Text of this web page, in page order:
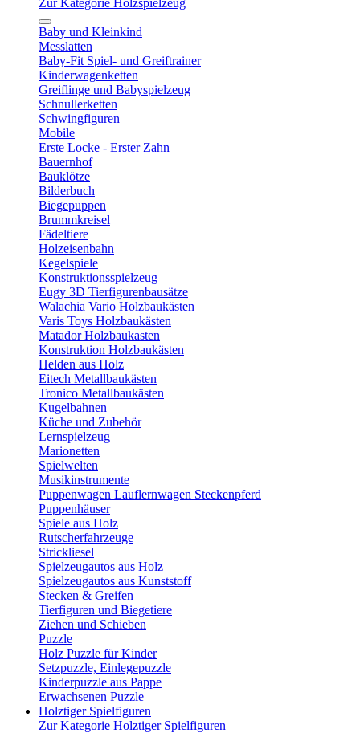
Zur Kategorie Holzspielzeug
Baby und Kleinkind
Messlatten
Baby-Fit Spiel- und Greiftrainer
Kinderwagenketten
Greiflinge und Babyspielzeug
Schnullerketten
Schwingfiguren
Mobile
Erste Locke - Erster Zahn
Bauernhof
Bauklötze
Bilderbuch
Biegepuppen
Brummkreisel
Fädeltiere
Holzeisenbahn
Kegelspiele
Konstruktionsspielzeug
Eugy 3D Tierfigurenbausätze
Walachia Vario Holzbaukästen
Varis Toys Holzbaukästen
Matador Holzbaukasten
Konstruktion Holzbaukästen
Helden aus Holz
Eitech Metallbaukästen
Tronico Metallbaukästen
Kugelbahnen
Küche und Zubehör
Lernspielzeug
Marionetten
Spielwelten
Musikinstrumente
Puppenwagen Lauflernwagen Steckenpferd
Puppenhäuser
Spiele aus Holz
Rutscherfahrzeuge
Strickliesel
Spielzeugautos aus Holz
Spielzeugautos aus Kunststoff
Stecken & Greifen
Tierfiguren und Biegetiere
Ziehen und Schieben
Puzzle
Holz Puzzle für Kinder
Setzpuzzle, Einlegepuzzle
Kinderpuzzle aus Pappe
Erwachsenen Puzzle
Holztiger Spielfiguren
Zur Kategorie Holztiger Spielfiguren